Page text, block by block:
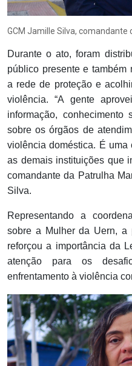
GCM Jamille Silva, comandante
Durante o ato, foram
público presente e também
a rede de proteção e
violência. “A gente
informação,
sobre os órgãos de
violência doméstica. É
as demais instituições que
comandante da Patrulha
Silva.
Representando a
sobre a Mulher da Uern, a
reforçou a importância da
atenção para os
enfrentamento à violência